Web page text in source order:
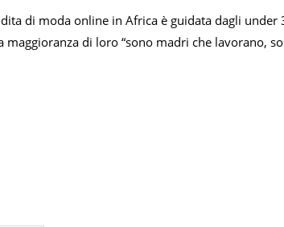
di moda online in Africa è guidata dagli
di loro “sono madri che lavorano,